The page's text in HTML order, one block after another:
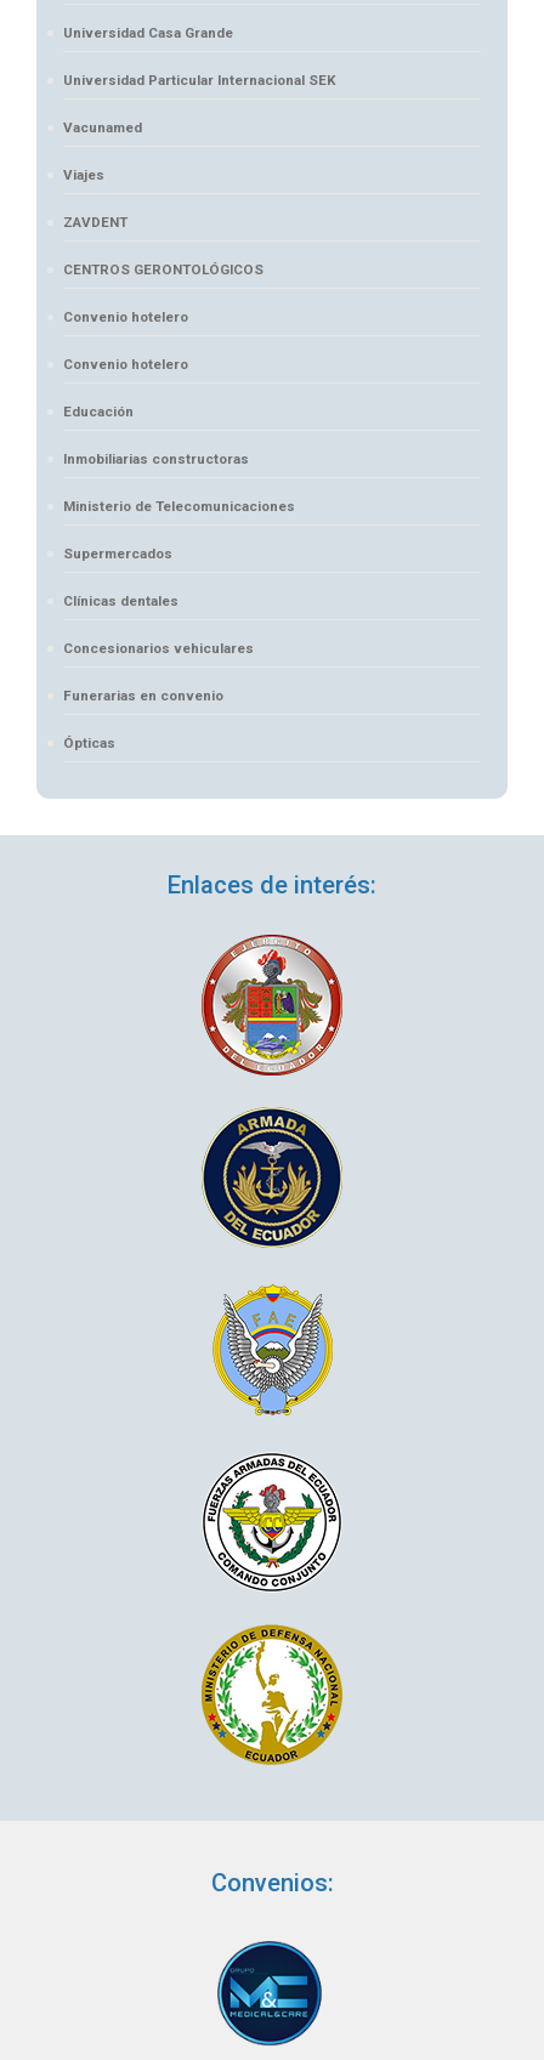
Universidad Casa Grande
Universidad Particular Internacional SEK
Vacunamed
Viajes
ZAVDENT
CENTROS GERONTOLÓGICOS
Convenio hotelero
Convenio hotelero
Educación
Inmobiliarias constructoras
Ministerio de Telecomunicaciones
Supermercados
Clínicas dentales
Concesionarios vehiculares
Funerarias en convenio
Ópticas
Enlaces de interés:
Convenios: